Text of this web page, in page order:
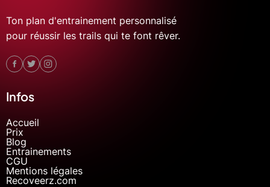
Ton plan d'entrainement personnalisé
pour réussir les trails qui te font rêver.
Infos
Accueil
Prix
Blog
Entrainements
CGU
Mentions légales
Recoveerz.com